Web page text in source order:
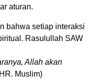
aturan.
bahwa setiap interaksi
Rasulullah SAW
Allah akan
Muslim)